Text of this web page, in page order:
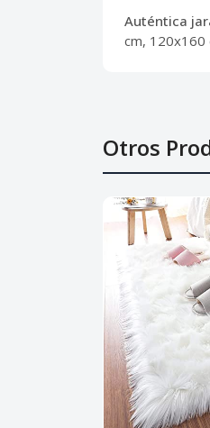
Auténtica
cm, 120x160
Otros